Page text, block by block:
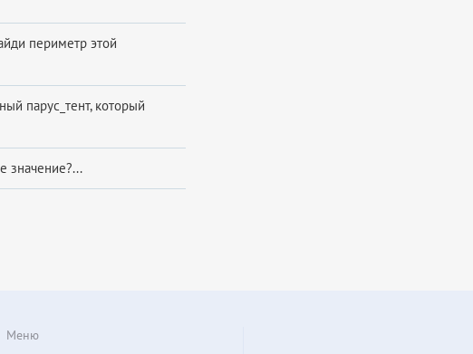
периметр этой
парус_тент, который
значение?...
Меню